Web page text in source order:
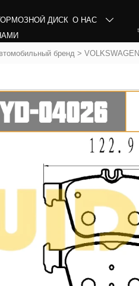
ДИСК О НАС 
бренд > VOLKSWAGEN